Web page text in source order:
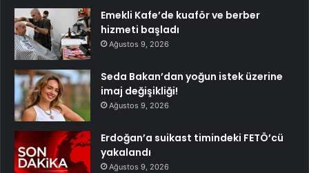
Emekli Kafe’de kuaför ve berber
hizmeti başladı
Ağustos 9, 2026
Seda Bakan’dan yoğun istek üzerine
imaj değişikliği!
Ağustos 9, 2026
Erdoğan’a suikast timindeki FETÖ’cü
yakalandı
Ağustos 9, 2026